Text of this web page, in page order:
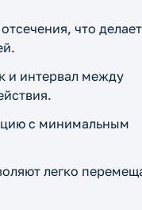
что делает
и интервал между
с минимальным
легко